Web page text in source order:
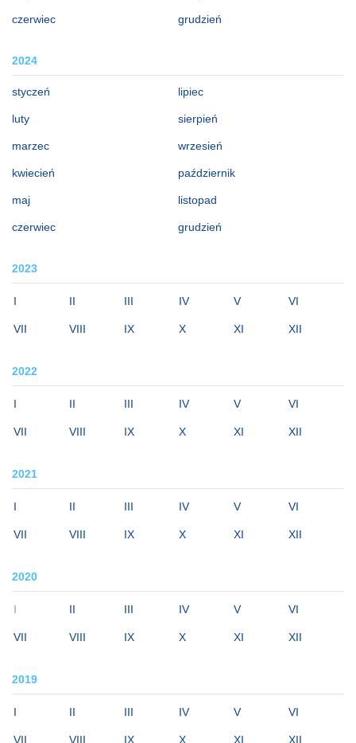
czerwiec grudzień
2024
styczeń
luty
marzec
kwiecień
maj
czerwiec
lipiec
sierpień
wrzesień
październik
listopad
grudzień
2023
I II III IV V VI
VII VIII IX X XI XII
2022
I II III IV V VI
VII VIII IX X XI XII
2021
I II III IV V VI
VII VIII IX X XI XII
2020
I II III IV V VI
VII VIII IX X XI XII
2019
I II III IV V VI
VII VIII IX X XI XII